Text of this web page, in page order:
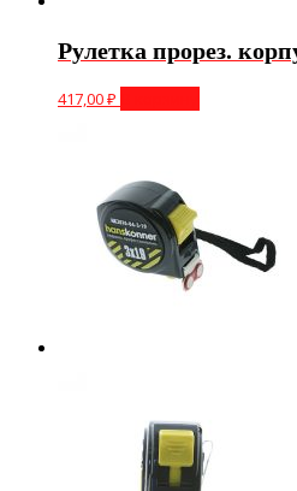
Рулетка прорез.
417,00₽